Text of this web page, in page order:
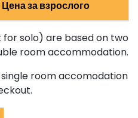
Цена за взрослого
solo) are based on two
room accommodation.
room accomodation